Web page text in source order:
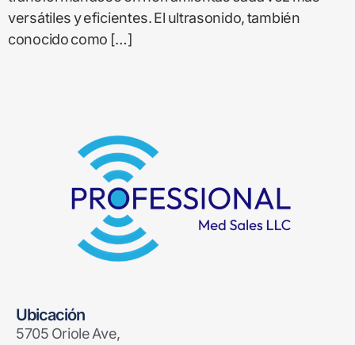
versátiles y eficientes. El ultrasonido, también
conocido como […]
Ubicación
5705 Oriole Ave,